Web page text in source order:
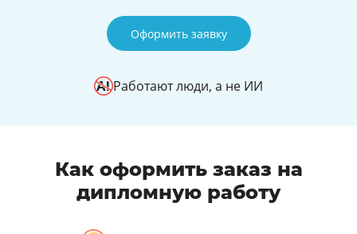
Оформить заявку
Работают люди, а не ИИ
Как оформить заказ на
дипломную работу